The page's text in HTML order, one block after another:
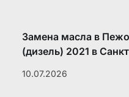
Замена масла в
(дизель) 2021 в
10.07.2026